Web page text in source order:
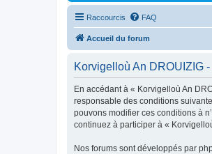
Raccourcis FAQ
Accueil du forum
Korvigelloù An DROUIZIG
En accédant à « Korvigelloù An
responsable des conditions
pouvons modifier ces conditions à
continuez à participer à «
Nos forums sont développés par